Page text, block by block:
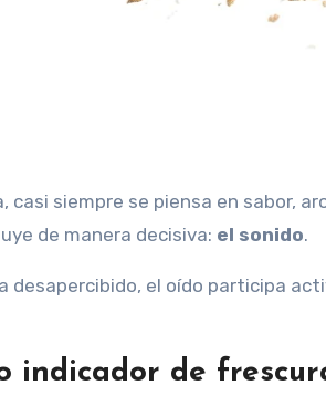
de manera decisiva: el sonido.
desapercibido, el oído participa
indicador de